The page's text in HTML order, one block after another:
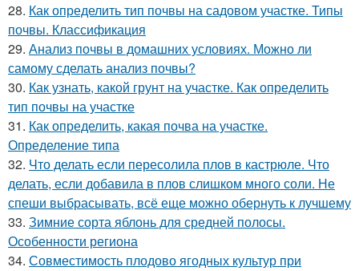
28. Как определить тип почвы на садовом участке. Типы
почвы. Классификация
29. Анализ почвы в домашних условиях. Можно ли
самому сделать анализ почвы?
30. Как узнать, какой грунт на участке. Как определить
тип почвы на участке
31. Как определить, какая почва на участке.
Определение типа
32. Что делать если пересолила плов в кастрюле. Что
делать, если добавила в плов слишком много соли. Не
спеши выбрасывать, всё еще можно обернуть к лучшему
33. Зимние сорта яблонь для средней полосы.
Особенности региона
34. Совместимость плодово ягодных культур при